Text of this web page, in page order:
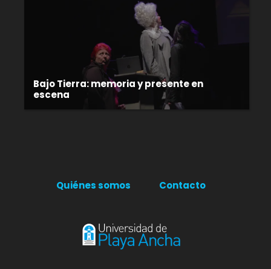
Bajo Tierra: memoria y presente en
escena
Quiénes somos Contacto